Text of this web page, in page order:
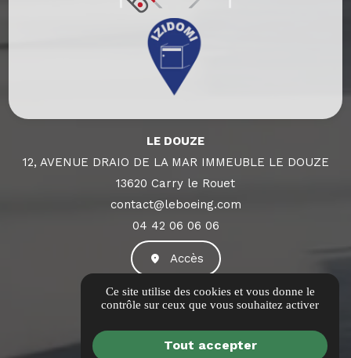
LE DOUZE
12, AVENUE DRAIO DE LA MAR IMMEUBLE LE DOUZE
13620 Carry le Rouet
contact@leboeing.com
04 42 06 06 06
Accès
Informations complémentaires
Ce site utilise des cookies et vous donne le
contrôle sur ceux que vous souhaitez activer
Tout accepter